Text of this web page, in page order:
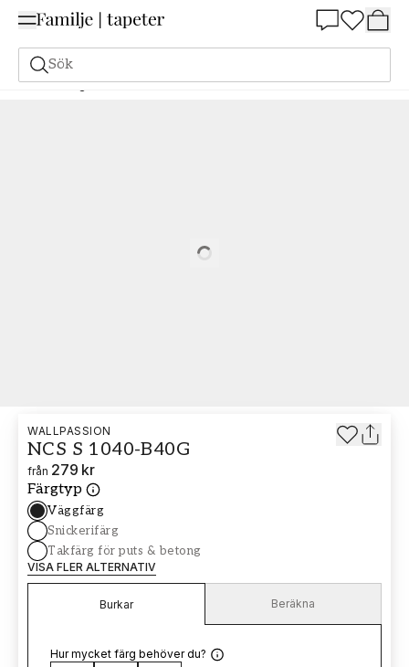
Sök
Målarfärg Beställ utifrån NCS Beställ utifrån NCS 1040-B40G
WALLPASSION
NCS S 1040-B40G
från 279 kr
Färgtyp
Väggfärg
Snickerifärg
Takfärg för puts & betong
VISA FLER ALTERNATIV
Burkar Beräkna
Hur mycket färg behöver du?